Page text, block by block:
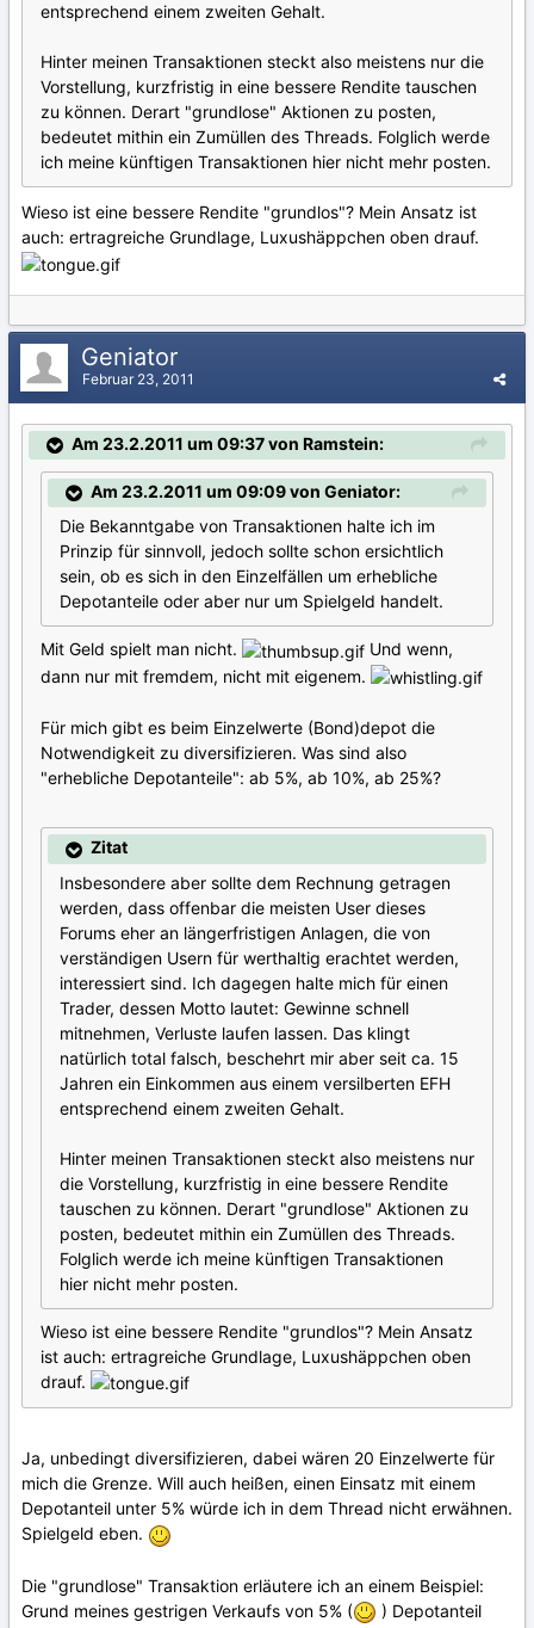
entsprechend einem zweiten Gehalt.
Hinter meinen Transaktionen steckt also meistens nur die
Vorstellung, kurzfristig in eine bessere Rendite tauschen
zu können. Derart "grundlose" Aktionen zu posten,
bedeutet mithin ein Zumüllen des Threads. Folglich werde
ich meine künftigen Transaktionen hier nicht mehr posten.
Wieso ist eine bessere Rendite "grundlos"? Mein Ansatz ist
auch: ertragreiche Grundlage, Luxushäppchen oben drauf.
Geniator
Februar 23, 2011
Am 23.2.2011 um 09:37 von Ramstein:
Am 23.2.2011 um 09:09 von Geniator:
Die Bekanntgabe von Transaktionen halte ich im
Prinzip für sinnvoll, jedoch sollte schon ersichtlich
sein, ob es sich in den Einzelfällen um erhebliche
Depotanteile oder aber nur um Spielgeld handelt.
Mit Geld spielt man nicht.
Und wenn,
dann nur mit fremdem, nicht mit eigenem.
Für mich gibt es beim Einzelwerte (Bond)depot die
Notwendigkeit zu diversifizieren. Was sind also
"erhebliche Depotanteile": ab 5%, ab 10%, ab 25%?
Zitat
Insbesondere aber sollte dem Rechnung getragen
werden, dass offenbar die meisten User dieses
Forums eher an längerfristigen Anlagen, die von
verständigen Usern für werthaltig erachtet werden,
interessiert sind. Ich dagegen halte mich für einen
Trader, dessen Motto lautet: Gewinne schnell
mitnehmen, Verluste laufen lassen. Das klingt
natürlich total falsch, beschehrt mir aber seit ca. 15
Jahren ein Einkommen aus einem versilberten EFH
entsprechend einem zweiten Gehalt.
Hinter meinen Transaktionen steckt also meistens nur
die Vorstellung, kurzfristig in eine bessere Rendite
tauschen zu können. Derart "grundlose" Aktionen zu
posten, bedeutet mithin ein Zumüllen des Threads.
Folglich werde ich meine künftigen Transaktionen
hier nicht mehr posten.
Wieso ist eine bessere Rendite "grundlos"? Mein Ansatz
ist auch: ertragreiche Grundlage, Luxushäppchen oben
drauf.
Ja, unbedingt diversifizieren, dabei wären 20 Einzelwerte für
mich die Grenze. Will auch heißen, einen Einsatz mit einem
Depotanteil unter 5% würde ich in dem Thread nicht erwähnen.
Spielgeld eben.
Die "grundlose" Transaktion erläutere ich an einem Beispiel:
Grund meines gestrigen Verkaufs von 5% (
) Depotanteil